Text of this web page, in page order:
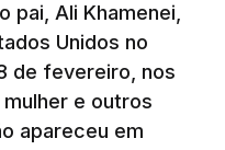
pai, Ali Khamenei,
Unidos no
de fevereiro, nos
e outros
apareceu em